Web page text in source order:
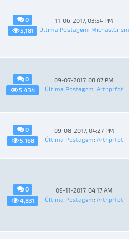
0
5,181
11-06-2017, 03:54 PM
Última Postagem: MichaslCrism
0
5,434
09-07-2017, 08:07 PM
Última Postagem: Arthprfot
0
5,168
09-08-2017, 04:27 PM
Última Postagem: Arthprfot
0
4,831
09-11-2017, 04:17 AM
Última Postagem: Arthprfot